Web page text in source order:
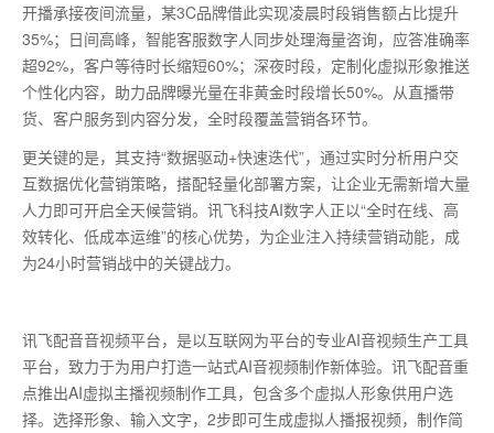
开播承接夜间流量，某3C品牌借此实现凌晨时段销售额占比提升
35%；日间高峰，智能客服数字人同步处理海量咨询，应答准确率
超92%，客户等待时长缩短60%；深夜时段，定制化虚拟形象推送
个性化内容，助力品牌曝光量在非黄金时段增长50%。从直播带
货、客户服务到内容分发，全时段覆盖营销各环节。
更关键的是，其支持“数据驱动+快速迭代”，通过实时分析用户交
互数据优化营销策略，搭配轻量化部署方案，让企业无需新增大量
人力即可开启全天候营销。讯飞科技AI数字人正以“全时在线、高
效转化、低成本运维”的核心优势，为企业注入持续营销动能，成
为24小时营销战中的关键战力。
讯飞配音音视频平台，是以互联网为平台的专业AI音视频生产工具
平台，致力于为用户打造一站式AI音视频制作新体验。讯飞配音重
点推出AI虚拟主播视频制作工具，包含多个虚拟人形象供用户选
择。选择形象、输入文字，2步即可生成虚拟人播报视频，制作简